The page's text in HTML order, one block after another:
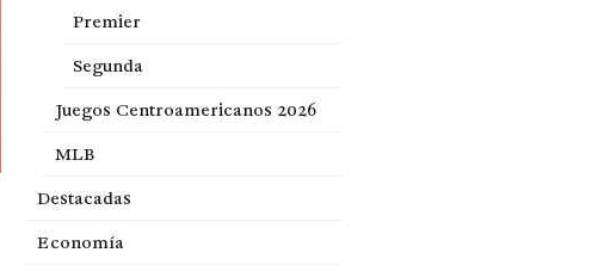
Premier
Segunda
Juegos Centroamericanos 2026
MLB
Destacadas
Economía